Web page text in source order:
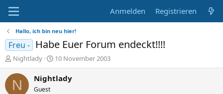
Anmelden Registrieren
Hallo, ich bin neu hier!
Freu - Habe Euer Forum endeckt!!!!
E
r
s
t
Nightlady
E
r
s
10 November 2003
N Nightlady
Guest